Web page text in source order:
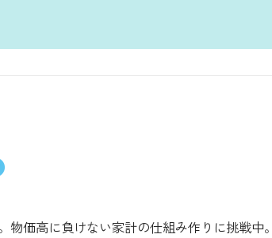
物価高に負けない家計の仕組み作りに挑戦中